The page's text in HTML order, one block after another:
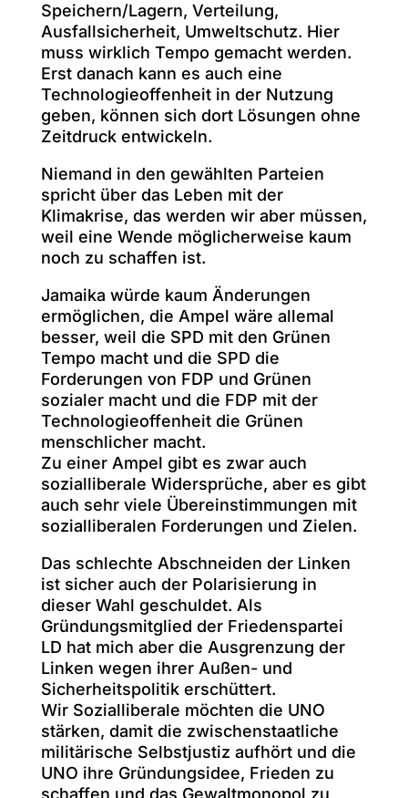
Speichern/Lagern, Verteilung,
Ausfallsicherheit, Umweltschutz. Hier
muss wirklich Tempo gemacht werden.
Erst danach kann es auch eine
Technologieoffenheit in der Nutzung
geben, können sich dort Lösungen ohne
Zeitdruck entwickeln.
Niemand in den gewählten Parteien
spricht über das Leben mit der
Klimakrise, das werden wir aber müssen,
weil eine Wende möglicherweise kaum
noch zu schaffen ist.
Jamaika würde kaum Änderungen
ermöglichen, die Ampel wäre allemal
besser, weil die SPD mit den Grünen
Tempo macht und die SPD die
Forderungen von FDP und Grünen
sozialer macht und die FDP mit der
Technologieoffenheit die Grünen
menschlicher macht.
Zu einer Ampel gibt es zwar auch
sozialliberale Widersprüche, aber es gibt
auch sehr viele Übereinstimmungen mit
sozialliberalen Forderungen und Zielen.
Das schlechte Abschneiden der Linken
ist sicher auch der Polarisierung in
dieser Wahl geschuldet. Als
Gründungsmitglied der Friedenspartei
LD hat mich aber die Ausgrenzung der
Linken wegen ihrer Außen- und
Sicherheitspolitik erschüttert.
Wir Sozialliberale möchten die UNO
stärken, damit die zwischenstaatliche
militärische Selbstjustiz aufhört und die
UNO ihre Gründungsidee, Frieden zu
schaffen und das Gewaltmonopol zu